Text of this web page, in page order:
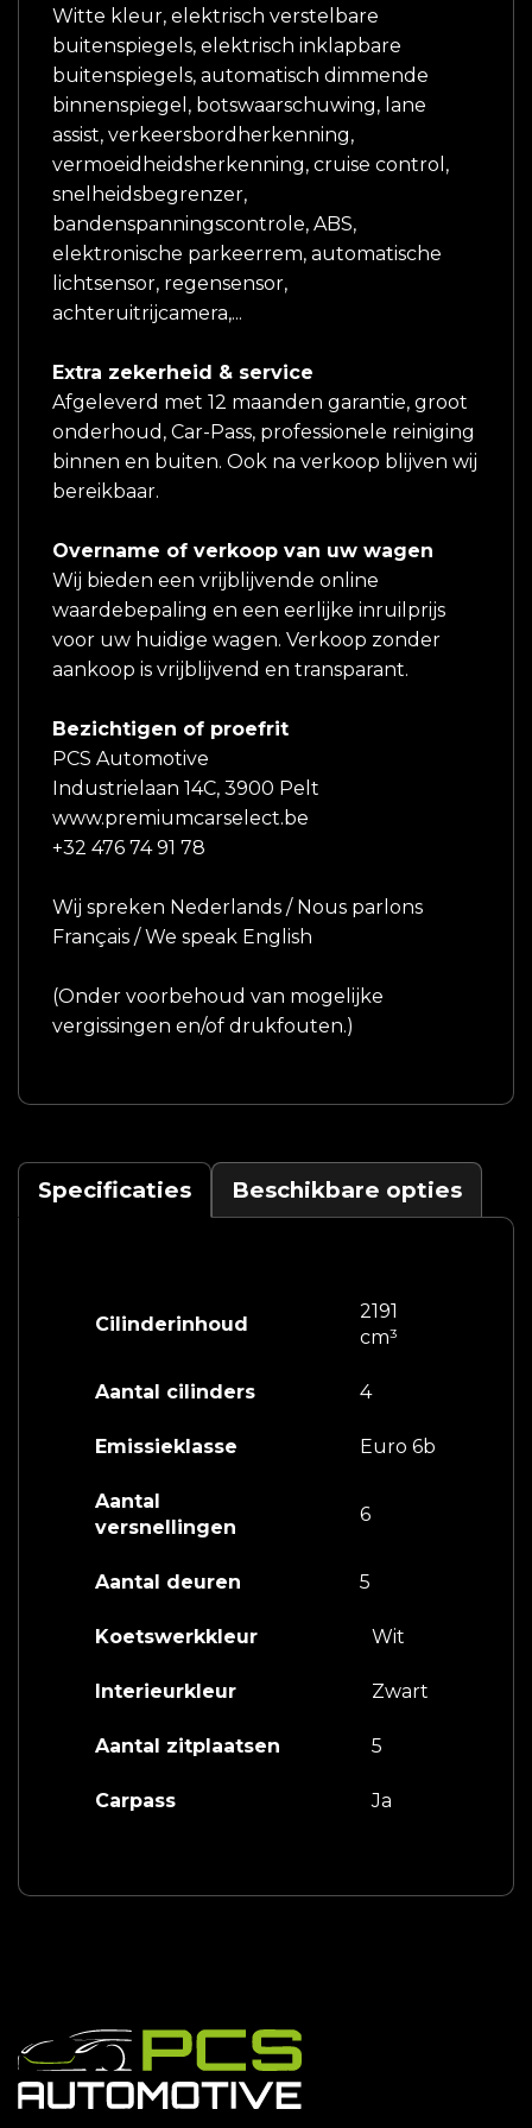
Witte kleur, elektrisch verstelbare
buitenspiegels, elektrisch inklapbare
buitenspiegels, automatisch dimmende
binnenspiegel, botswaarschuwing, lane
assist, verkeersbordherkenning,
vermoeidheidsherkenning, cruise control,
snelheidsbegrenzer,
bandenspanningscontrole, ABS,
elektronische parkeerrem, automatische
lichtsensor, regensensor,
achteruitrijcamera,...
Extra zekerheid & service
Afgeleverd met 12 maanden garantie, groot
onderhoud, Car-Pass, professionele reiniging
binnen en buiten. Ook na verkoop blijven wij
bereikbaar.
Overname of verkoop van uw wagen
Wij bieden een vrijblijvende online
waardebepaling en een eerlijke inruilprijs
voor uw huidige wagen. Verkoop zonder
aankoop is vrijblijvend en transparant.
Bezichtigen of proefrit
PCS Automotive
Industrielaan 14C, 3900 Pelt
www.premiumcarselect.be
+32 476 74 91 78
Wij spreken Nederlands / Nous parlons
Français / We speak English
(Onder voorbehoud van mogelijke
vergissingen en/of drukfouten.)
Specificaties Beschikbare opties
Cilinderinhoud
2191
cm³
Aantal cilinders 4
Emissieklasse Euro 6b
Aantal
versnellingen
6
Aantal deuren 5
Koetswerkkleur Wit
Interieurkleur Zwart
Aantal zitplaatsen 5
Carpass Ja